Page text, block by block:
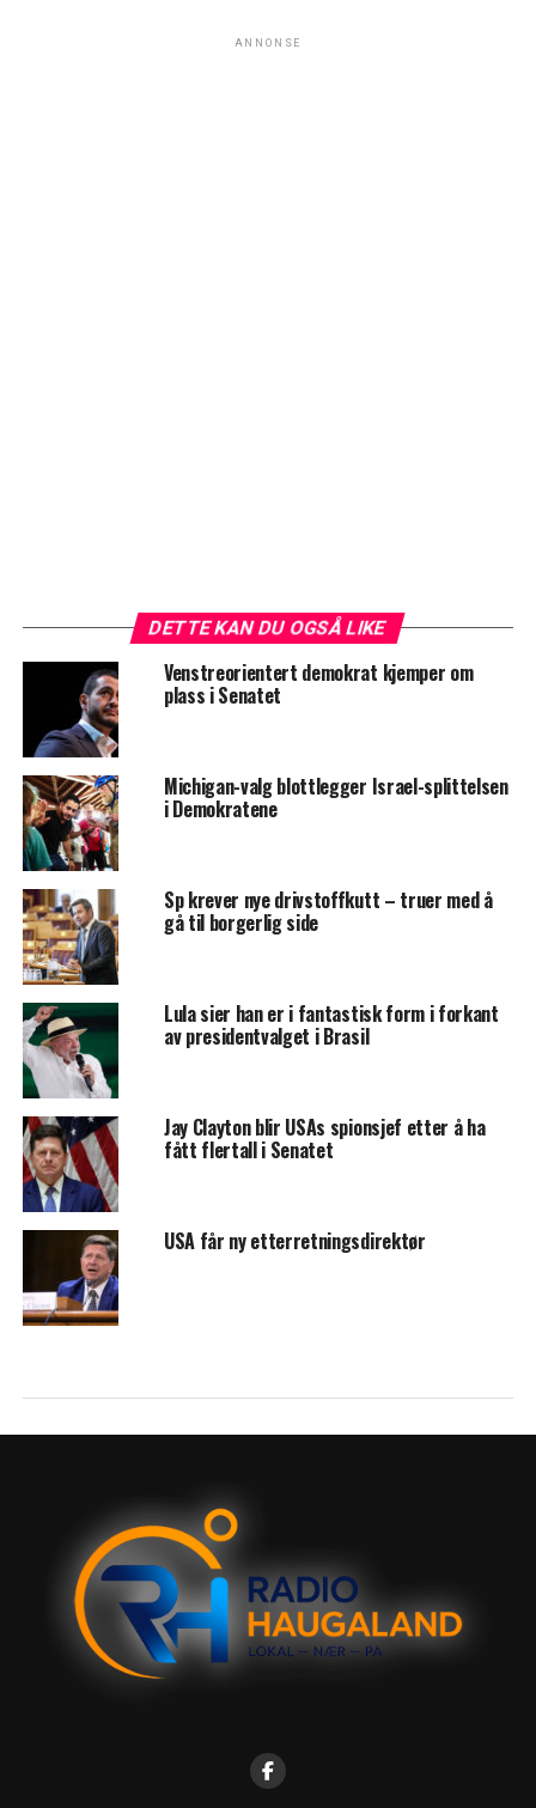
ANNONSE
DETTE KAN DU OGSÅ LIKE
Venstreorientert demokrat kjemper om
plass i Senatet
Michigan-valg blottlegger Israel-splittelsen
i Demokratene
Sp krever nye drivstoffkutt – truer med å
gå til borgerlig side
Lula sier han er i fantastisk form i forkant
av presidentvalget i Brasil
Jay Clayton blir USAs spionsjef etter å ha
fått flertall i Senatet
USA får ny etterretningsdirektør